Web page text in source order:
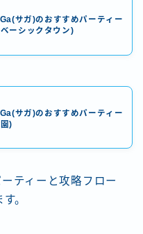
サガ)のおすすめパーティー
ーシックタウン)
サガ)のおすすめパーティー
)
ティーと攻略フロー
。